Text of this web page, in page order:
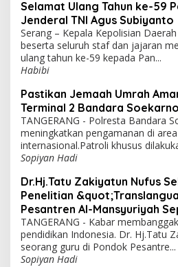
Selamat Ulang Tahun ke-59
Jenderal TNI Agus Subiyanto
Serang – Kepala Kepolisian
beserta seluruh staf dan jajaran
ulang tahun ke-59 kepada Pan...
Habibi
Pastikan Jemaah Umrah
Terminal 2 Bandara
TANGERANG - Polresta Bandara
meningkatkan pengamanan di
internasional.Patroli khusus
Sopiyan Hadi
Dr.Hj.Tatu Zakiyatun Nufus
Penelitian
Pesantren Al-Mansyuriyah
TANGERANG - Kabar
pendidikan Indonesia. Dr. Hj.Tatu
seorang guru di Pondok Pesantre...
Sopiyan Hadi